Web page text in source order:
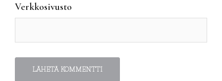
Verkkosivusto